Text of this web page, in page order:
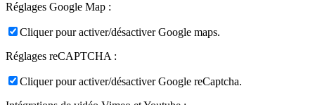
Réglages Google Map :
Cliquer pour activer/désactiver Google maps.
Réglages reCAPTCHA :
Cliquer pour activer/désactiver Google reCaptcha.